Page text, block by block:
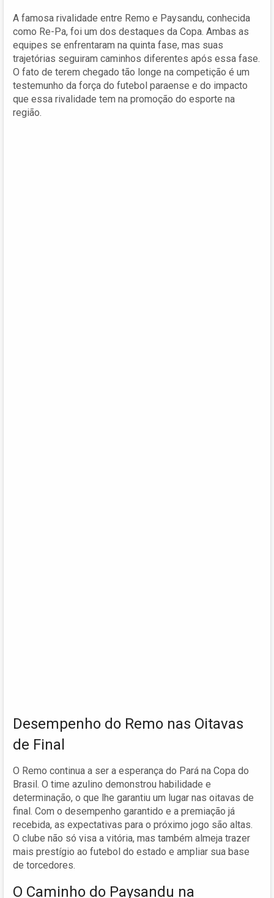
A famosa rivalidade entre Remo e Paysandu, conhecida
como Re-Pa, foi um dos destaques da Copa. Ambas as
equipes se enfrentaram na quinta fase, mas suas
trajetórias seguiram caminhos diferentes após essa fase.
O fato de terem chegado tão longe na competição é um
testemunho da força do futebol paraense e do impacto
que essa rivalidade tem na promoção do esporte na
região.
Desempenho do Remo nas Oitavas
de Final
O Remo continua a ser a esperança do Pará na Copa do
Brasil. O time azulino demonstrou habilidade e
determinação, o que lhe garantiu um lugar nas oitavas de
final. Com o desempenho garantido e a premiação já
recebida, as expectativas para o próximo jogo são altas.
O clube não só visa a vitória, mas também almeja trazer
mais prestígio ao futebol do estado e ampliar sua base
de torcedores.
O Caminho do Paysandu na